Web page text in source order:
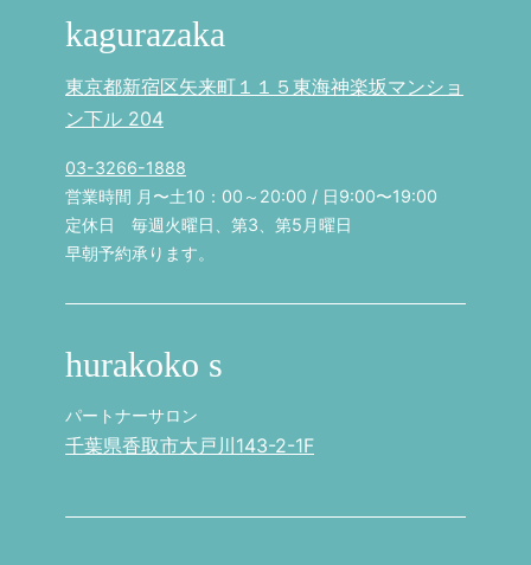
kagurazaka
東京都新宿区矢来町１１５東海神楽坂マンショ
ン下ル 204
03-3266-1888
営業時間 月〜土10：00～20:00 / 日9:00〜19:00
定休日 毎週火曜日、第3、第5月曜日
早朝予約承ります。
hurakoko s
パートナーサロン
千葉県香取市大戸川143-2-1F